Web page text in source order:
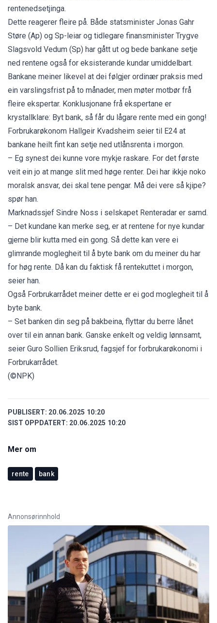
rentenedsetjinga.
Dette reagerer fleire på. Både statsminister Jonas Gahr
Støre (Ap) og Sp-leiar og tidlegare finansminister Trygve
Slagsvold Vedum (Sp) har gått ut og bede bankane setje
ned rentene også for eksisterande kundar umiddelbart.
Bankane meiner likevel at dei følgjer ordinær praksis med
ein varslingsfrist på to månader, men møter motbør frå
fleire ekspertar. Konklusjonane frå ekspertane er
krystallklare: Byt bank, så får du lågare rente med ein gong!
Forbrukarøkonom Hallgeir Kvadsheim seier til E24 at
bankane heilt fint kan setje ned utlånsrenta i morgon.
– Eg synest dei kunne vore mykje raskare. For det første
veit ein jo at mange slit med høge renter. Dei har ikkje noko
moralsk ansvar, dei skal tene pengar. Må dei vere så kjipe?
spør han.
Marknadssjef Sindre Noss i selskapet Renteradar er samd.
– Det kundane kan merke seg, er at rentene for nye kundar
gjerne blir kutta med ein gong. Så dette kan vere ei
glimrande moglegheit til å byte bank om du meiner du har
for høg rente. Då kan du faktisk få rentekuttet i morgon,
seier han.
Også Forbrukarrådet meiner dette er ei god moglegheit til å
byte bank.
– Set banken din seg på bakbeina, flyttar du berre lånet
over til ein annan bank. Ganske enkelt og veldig lønnsamt,
seier Guro Sollien Eriksrud, fagsjef for forbrukarøkonomi i
Forbrukarrådet.
(©NPK)
PUBLISERT: 20.06.2025 10:20
SIST OPPDATERT: 20.06.2025 10:20
Mer om
rente bank
Annonsørinnhold